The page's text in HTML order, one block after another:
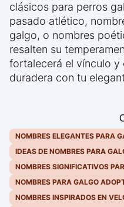
clásicos para perros
pasado atlético,
galgo, o nombres
resalten su
fortalecerá el vínculo y
duradera con tu
NOMBRES ELEGANTES PARA
IDEAS DE NOMBRES PARA
NOMBRES SIGNIFICATIVOS
NOMBRES PARA GALGO
NOMBRES INSPIRADOS EN